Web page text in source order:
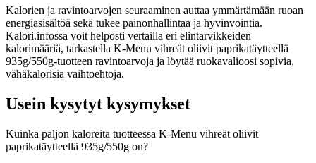
Kalorien ja ravintoarvojen seuraaminen auttaa ymmärtämään ruoan
energiasisältöä sekä tukee painonhallintaa ja hyvinvointia.
Kalori.infossa voit helposti vertailla eri elintarvikkeiden
kalorimääriä, tarkastella K-Menu vihreät oliivit paprikatäytteellä
935g/550g-tuotteen ravintoarvoja ja löytää ruokavalioosi sopivia,
vähäkalorisia vaihtoehtoja.
Usein kysytyt kysymykset
Kuinka paljon kaloreita tuotteessa K-Menu vihreät oliivit
paprikatäytteellä 935g/550g on?